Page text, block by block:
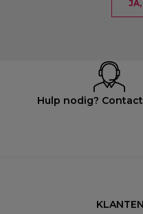
Hulp nodig?